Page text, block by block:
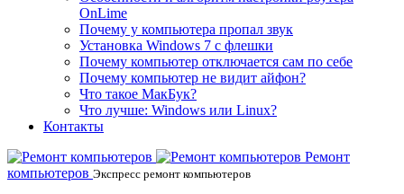
OnLime
Почему у компьютера пропал звук
Установка Windows 7 с флешки
Почему компьютер отключается сам по себе
Почему компьютер не видит айфон?
Что такое МакБук?
Что лучше: Windows или Linux?
Контакты
Ремонт
компьютеров Экспресс ремонт компьютеров